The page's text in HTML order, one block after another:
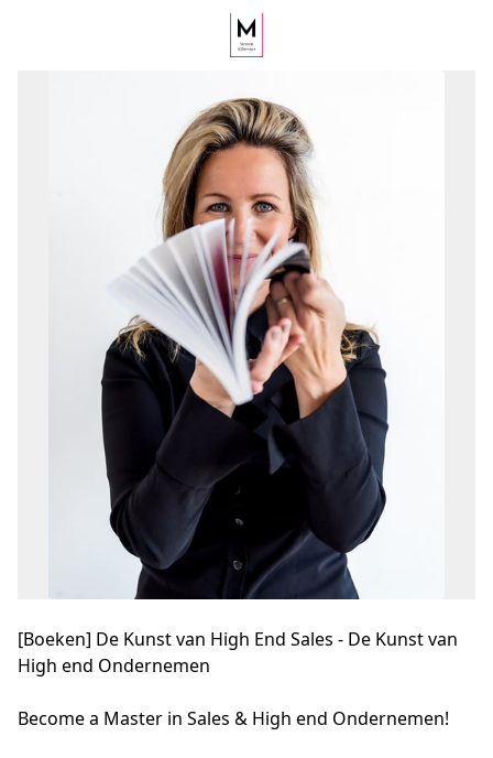
[Boeken] De Kunst van High End Sales - De Kunst van
High end Ondernemen
Become a Master in Sales & High end Ondernemen!